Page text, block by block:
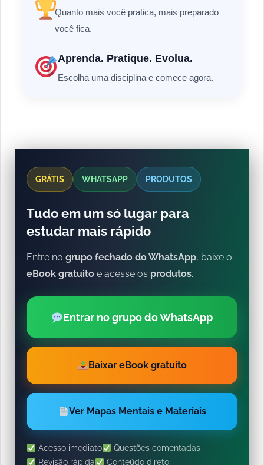
Quanto mais você pratica, mais preparado
você fica.
Aprenda. Pratique. Evolua.
Escolha uma disciplina e comece agora.
GRÁTIS WHATSAPP PRODUTOS
Tudo em um só lugar para
estudar mais rápido
Entre no grupo fechado do WhatsApp, baixe o
eBook gratuito e acesse os produtos.
Entrar no grupo do WhatsApp
Baixar eBook gratuito
Ver Mapas Mentais e Materiais
Acesso imediato
Questões comentadas
Revisão rápida
Conteúdo direto